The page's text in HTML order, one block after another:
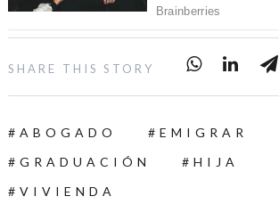
SHARE THIS STORY
ABOGADO
EMIGRAR
GRADUACIÓN
HIJA
VIVIENDA